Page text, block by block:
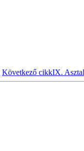
Következő cikkIX.